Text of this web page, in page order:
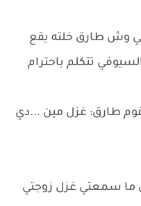
وش طارق خلته يقع
تتكلم باحترام
طارق: غزل مين ...دي
ما سمعتي غزل زوجتي